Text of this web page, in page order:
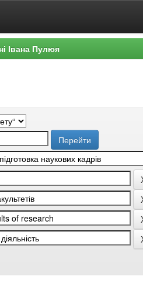
Івана Пулюя